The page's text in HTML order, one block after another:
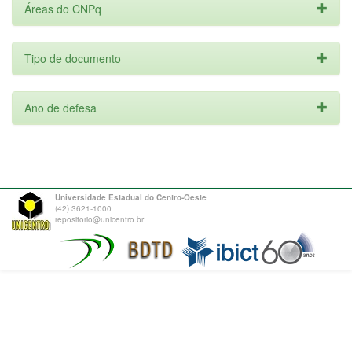
Áreas do CNPq
Tipo de documento
Ano de defesa
Universidade Estadual do Centro-Oeste
(42) 3621-1000
repositorio@unicentro.br